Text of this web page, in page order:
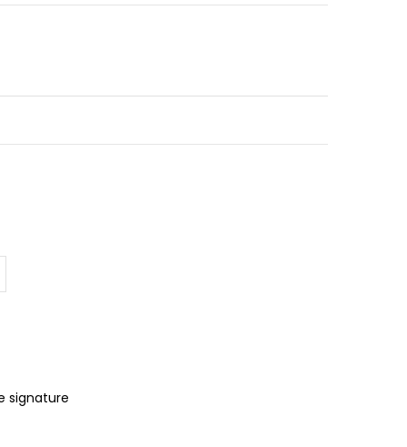
signature